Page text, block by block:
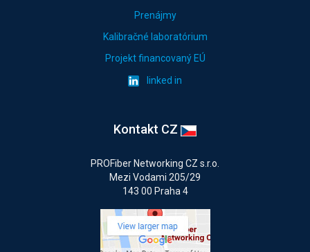
Prenájmy
Kalibračné laboratórium
Projekt financovaný EÚ
linked in
Kontakt CZ
PROFiber Networking CZ s.r.o.
Mezi Vodami 205/29
143 00 Praha 4